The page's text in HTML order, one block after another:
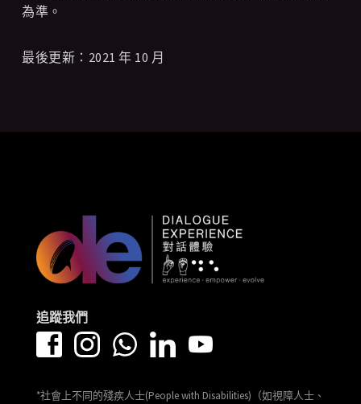
為準。
最後更新：2021 年 10 月
追蹤我們
*社會上不同的殘疾人士(People with Disabilities)（如視障人士、